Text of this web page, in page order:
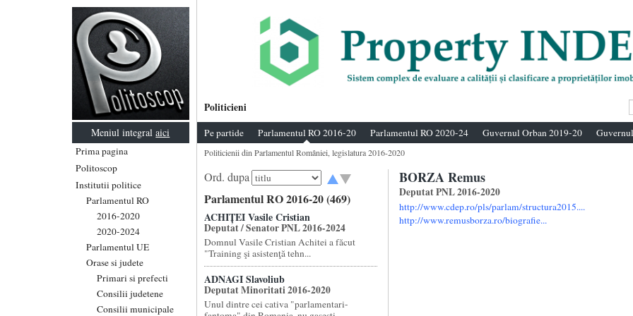
Meniul integralaici
Prima pagina
Politoscop
Institutii politice
Parlamentul RO
2016-2020
2020-2024
Parlamentul UE
Orase si judete
Primari si prefecti
Consilii judetene
Consilii municipale
Politicieni
Pe partide Parlamentul RO 2016-20 Parlamentul RO 2020-24 Guvernul Orban 2019-20
Politicienii din Parlamentul României, legislatura 2016-2020
Ord. dupa
Parlamentul RO 2016-20 (469)
ACHIȚEI Vasile Cristian
Deputat / Senator PNL 2016-2024
Domnul Vasile Cristian Achitei a făcut
"Training şi asistenţă tehn...
ADNAGI Slavoliub
Deputat Minoritati 2016-2020
Unul dintre cei cativa "parlamentari-
BORZA Remus
Deputat PNL 2016-2020
http://www.cdep.ro/pls/parlam/structura2015....
http://www.remusborza.ro/biografie...